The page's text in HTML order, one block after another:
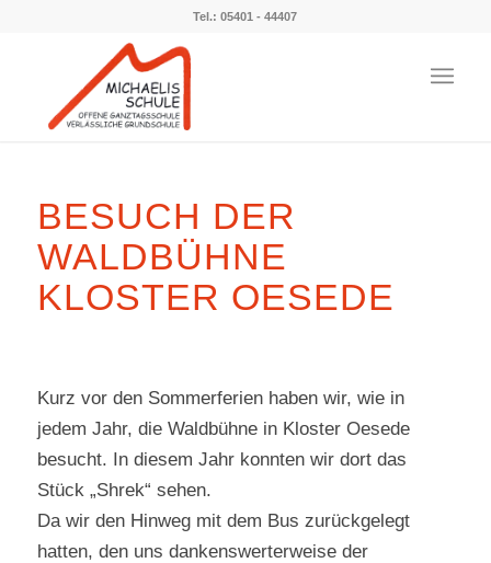
Tel.: 05401 - 44407
BESUCH DER
WALDBÜHNE
KLOSTER OESEDE
Kurz vor den Sommerferien haben wir, wie in
jedem Jahr, die Waldbühne in Kloster Oesede
besucht. In diesem Jahr konnten wir dort das
Stück „Shrek“ sehen.
Da wir den Hinweg mit dem Bus zurückgelegt
hatten, den uns dankenswerterweise der